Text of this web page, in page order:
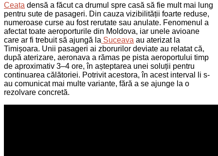
Ceața densă a făcut ca drumul spre casă să fie mult mai lung
pentru sute de pasageri. Din cauza vizibilității foarte reduse,
numeroase curse au fost rerutate sau anulate. Fenomenul a
afectat toate aeroporturile din Moldova, iar unele avioane
care ar fi trebuit să ajungă la Suceava au aterizat la
Timișoara. Unii pasageri ai zborurilor deviate au relatat că,
după aterizare, aeronava a rămas pe pista aeroportului timp
de aproximativ 3–4 ore, în așteptarea unei soluții pentru
continuarea călătoriei. Potrivit acestora, în acest interval li s-
au comunicat mai multe variante, fără a se ajunge la o
rezolvare concretă.